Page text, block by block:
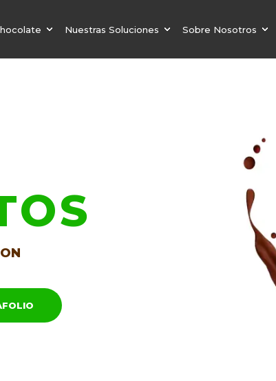
Nuestras Soluciones Sobre Nosotros